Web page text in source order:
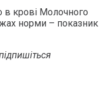
в крові Молочного
норми – показник